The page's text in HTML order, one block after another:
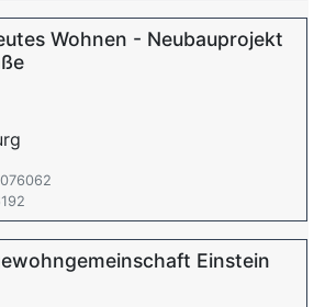
Wohnen - Neubauprojekt
Einstein